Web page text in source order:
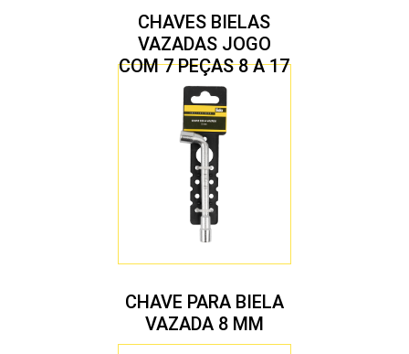
CHAVES BIELAS
VAZADAS JOGO
COM 7 PEÇAS 8 A 17
MM
CHAVE PARA BIELA
VAZADA 8 MM